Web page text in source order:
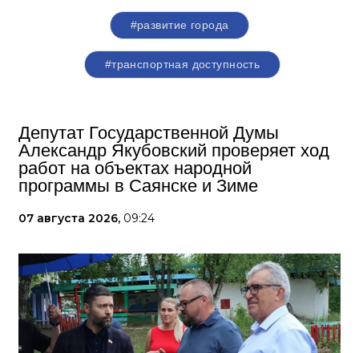
#развитие города
#транспортная доступность
Депутат Государственной Думы
Александр Якубовский проверяет ход
работ на объектах народной
программы в Саянске и Зиме
07 августа 2026, 09:24